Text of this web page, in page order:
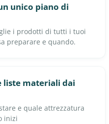
unico piano di
i prodotti di tutti i tuoi
preparare e quando.
liste materiali dai
e quale attrezzatura
inizi